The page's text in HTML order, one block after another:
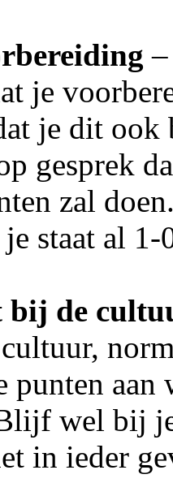
je
je dit
gesprek
zal
staat al 1-
bij de
punten aan
wel bij
in ieder